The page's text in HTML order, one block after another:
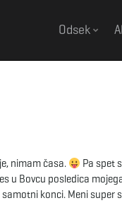
Odsek
nimam časa.
Pa spet
u Bovcu posledica
konci. Meni super